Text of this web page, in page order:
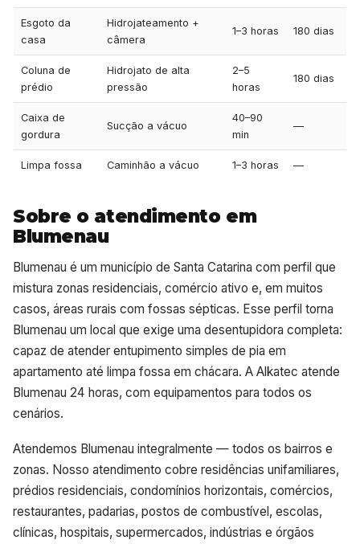
Esgoto da
casa
Hidrojateamento +
câmera
1–3 horas 180 dias
Coluna de
prédio
Hidrojato de alta
pressão
2–5
horas
180 dias
Caixa de
gordura
Sucção a vácuo
40–90
min
—
Limpa fossa Caminhão a vácuo 1–3 horas —
Sobre o atendimento em
Blumenau
Blumenau é um município de Santa Catarina com perfil que
mistura zonas residenciais, comércio ativo e, em muitos
casos, áreas rurais com fossas sépticas. Esse perfil torna
Blumenau um local que exige uma desentupidora completa:
capaz de atender entupimento simples de pia em
apartamento até limpa fossa em chácara. A Alkatec atende
Blumenau 24 horas, com equipamentos para todos os
cenários.
Atendemos Blumenau integralmente — todos os bairros e
zonas. Nosso atendimento cobre residências unifamiliares,
prédios residenciais, condomínios horizontais, comércios,
restaurantes, padarias, postos de combustível, escolas,
clínicas, hospitais, supermercados, indústrias e órgãos